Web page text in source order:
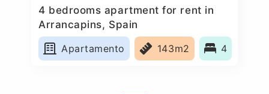
4 bedrooms apartment for rent in
Arrancapins, Spain
Apartamento
143m2 4